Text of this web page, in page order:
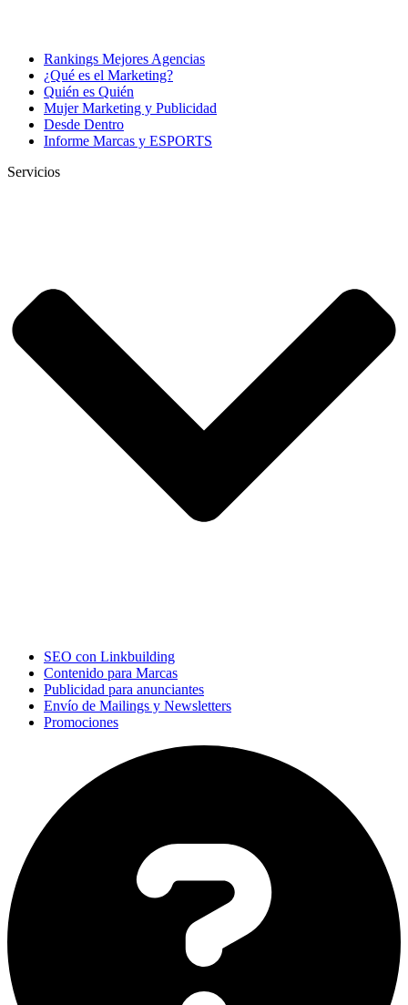
Rankings Mejores Agencias
¿Qué es el Marketing?
Quién es Quién
Mujer Marketing y Publicidad
Desde Dentro
Informe Marcas y ESPORTS
Servicios
SEO con Linkbuilding
Contenido para Marcas
Publicidad para anunciantes
Envío de Mailings y Newsletters
Promociones